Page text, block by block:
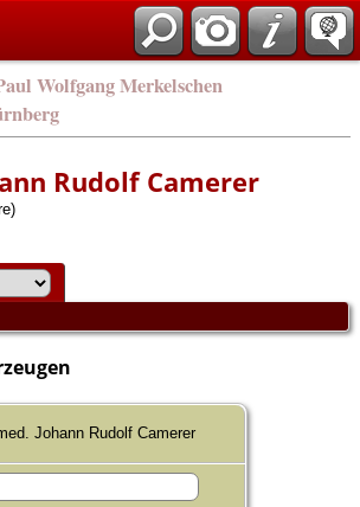
Wolfgang Merkelschen
Rudolf Camerer
Johann Rudolf Camerer